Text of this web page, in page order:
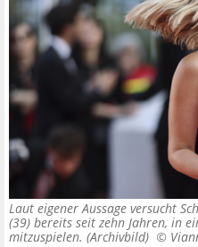
Laut eigener Aussage versucht
(39) bereits seit zehn Jahren, in
mitzuspielen. (Archivbild) ©